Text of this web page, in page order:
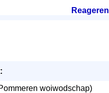
Reageren
woiwodschap)